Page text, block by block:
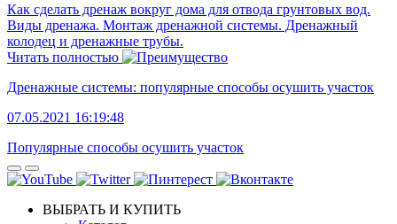
Как сделать дренаж вокруг дома для отвода грунтовых вод.
Виды дренажа. Монтаж дренажной системы. Дренажный
колодец и дренажные трубы.
Читать полностью
Дренажные системы: популярные способы осушить участок
07.05.2021 16:19:48
Популярные способы осушить участок
ВЫБРАТЬ И КУПИТЬ